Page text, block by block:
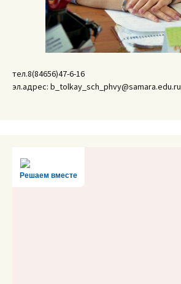
тел.8(84656)47-6-16
эл.адрес: b_tolkay_sch_phvy@samara.edu.ru
Решаем вместе